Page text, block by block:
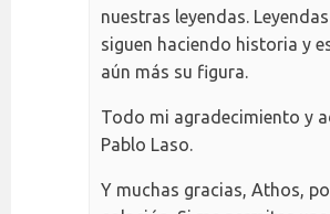
nuestras leyendas.
siguen haciendo historia y
aún más su figura.
Todo mi agradecimiento y
Pablo Laso.
Y muchas gracias, Athos,